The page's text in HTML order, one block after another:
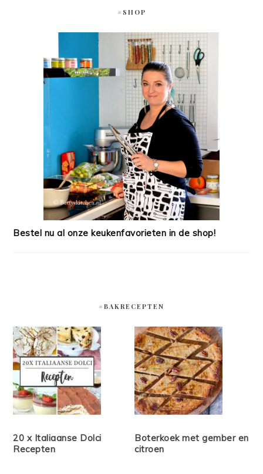
#SHOP
Bestel nu al onze keukenfavorieten in de shop!
#BAKRECEPTEN
20 x Italiaanse Dolci
Recepten
Boterkoek met gember en
citroen